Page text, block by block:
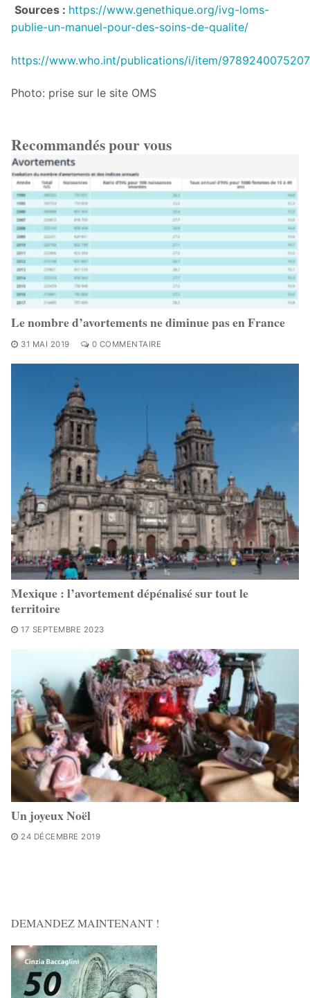
Sources : https://www.genethique.org/ivg-loms-
publie-un-manuel-pour-des-soins-de-qualite/
https://www.who.int/publications/i/item/9789240075207
Photo: prise sur le site OMS
Recommandés pour vous
Le nombre d’avortements ne diminue pas en France
31 MAI 2019 0 COMMENTAIRE
Mexique : l’avortement dépénalisé sur tout le
territoire
17 SEPTEMBRE 2023
Un joyeux Noël
24 DÉCEMBRE 2019
DEMANDEZ MAINTENANT !